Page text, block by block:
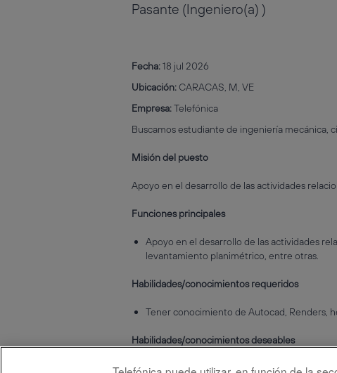
Pasante (Ingeniero(a) )
Fecha:18 jul 2026
Ubicación: CARACAS, M, VE
Empresa:Telefónica
Buscamos estudiante de ingeniería mecánica,
Misión del puesto
Apoyo en el desarrollo de las actividades
Funciones principales
Apoyo en el desarrollo de las actividades
levantamiento planimétrico, entre otras.
Habilidades/conocimientos requeridos
Tener conocimiento de Autocad, Renders,
Habilidades/conocimientos deseables
Tener conocimiento de Autocad,modelos